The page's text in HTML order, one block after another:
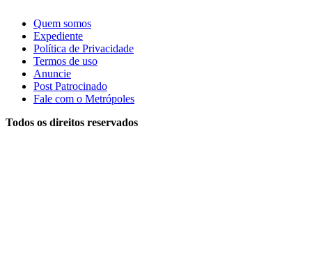
Quem somos
Expediente
Política de Privacidade
Termos de uso
Anuncie
Post Patrocinado
Fale com o Metrópoles
Todos os direitos reservados